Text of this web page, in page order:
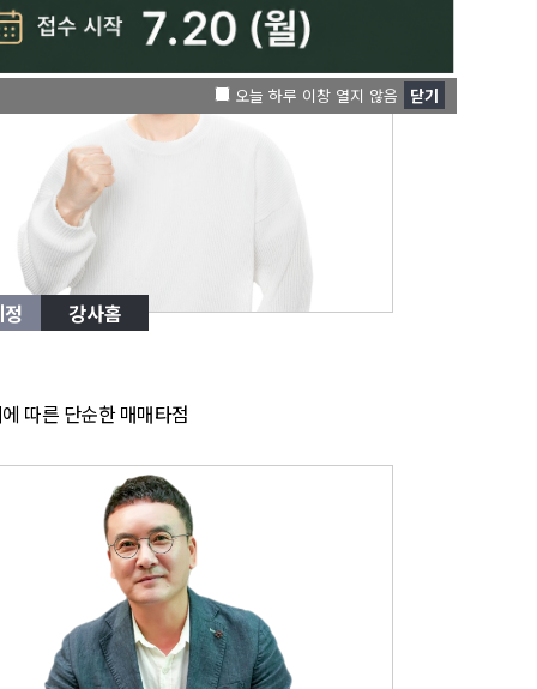
오늘 하루 이창 열지 않음 닫기
강사홈
따른 단순한 매매타점